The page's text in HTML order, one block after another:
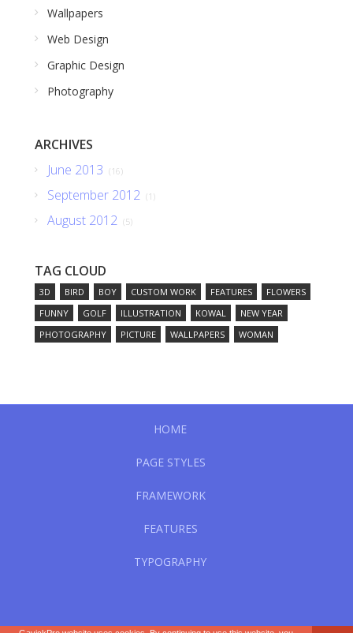
Wallpapers
Web Design
Graphic Design
Photography
ARCHIVES
June 2013 (16)
September 2012 (1)
August 2012 (5)
TAG CLOUD
3D BIRD BOY CUSTOM WORK FEATURES
FLOWERS
FUNNY
GOLF ILLUSTRATION KOWAL
NEW YEAR
PHOTOGRAPHY
PICTURE WALLPAPERS WOMAN
HOME
PAGE STYLES
FRAMEWORK
FEATURES
TYPOGRAPHY